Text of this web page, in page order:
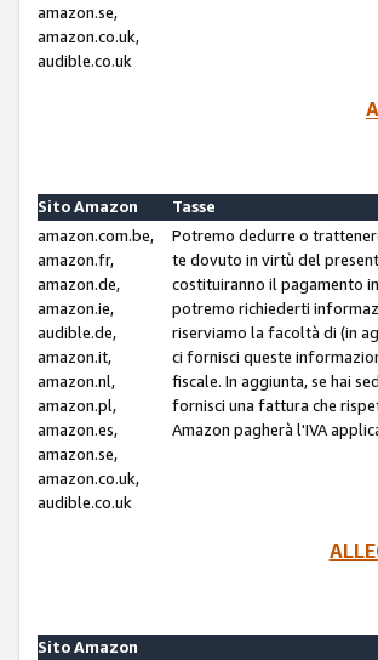
amazon.se,
amazon.co.uk,
audible.co.uk
Sito Amazon
Tasse
amazon.com.be,
amazon.fr,
amazon.de,
amazon.ie,
audible.de,
amazon.it,
amazon.nl,
amazon.pl,
amazon.es,
amazon.se,
amazon.co.uk,
audible.co.uk
Potremo dedurre o
te dovuto in virtù del
costituiranno il pagamento
potremo richiederti
riserviamo la facoltà di (in
ci fornisci queste
fiscale. In aggiunta, se hai
fornisci una fattura che
Amazon pagherà l'IVA
Sito Amazon